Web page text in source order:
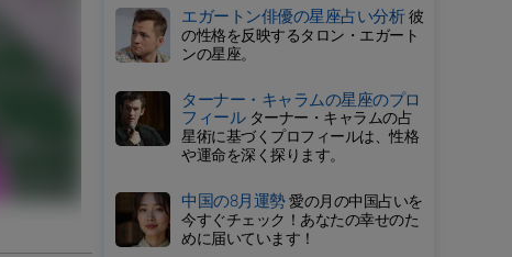
エガートン俳優の星座占い分析彼
の性格を反映するタロン・エガート
ンの星座。
ターナー・キャラムの星座のプロ
フィール ターナー・キャラムの占
星術に基づくプロフィールは、性格
や運命を深く探ります。
中国の8月運勢愛の月の中国占いを
今すぐチェック！あなたの幸せのた
めに届いています！